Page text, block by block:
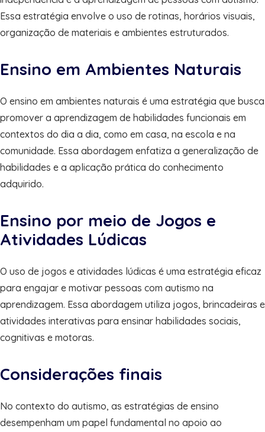
Essa estratégia envolve o uso de rotinas, horários visuais,
organização de materiais e ambientes estruturados.
Ensino em Ambientes Naturais
O ensino em ambientes naturais é uma estratégia que busca
promover a aprendizagem de habilidades funcionais em
contextos do dia a dia, como em casa, na escola e na
comunidade. Essa abordagem enfatiza a generalização de
habilidades e a aplicação prática do conhecimento
adquirido.
Ensino por meio de Jogos e
Atividades Lúdicas
O uso de jogos e atividades lúdicas é uma estratégia eficaz
para engajar e motivar pessoas com autismo na
aprendizagem. Essa abordagem utiliza jogos, brincadeiras e
atividades interativas para ensinar habilidades sociais,
cognitivas e motoras.
Considerações finais
No contexto do autismo, as estratégias de ensino
desempenham um papel fundamental no apoio ao